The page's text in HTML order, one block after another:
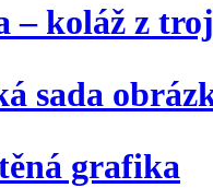
– koláž z
sada
grafika